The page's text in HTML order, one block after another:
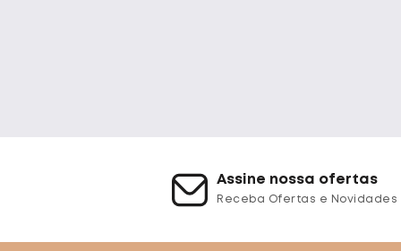
Assine nossa ofertas
Receba Ofertas e Novidades